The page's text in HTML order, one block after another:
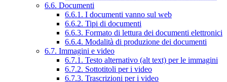
6.6. Documenti
6.6.1. I documenti vanno sul web
6.6.2. Tipi di documenti
6.6.3. Formato di lettura dei documenti elettronici
6.6.4. Modalità di produzione dei documenti
6.7. Immagini e video
6.7.1. Testo alternativo (alt text) per le immagini
6.7.2. Sottotitoli per i video
6.7.3. Trascrizioni per i video